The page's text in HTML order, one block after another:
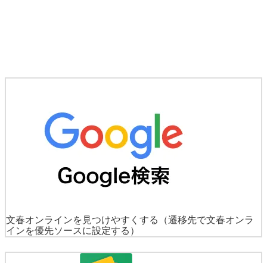
文春オンラインを見つけやすくする
（遷移先で文春オンラ
インを優先ソースに設定する）